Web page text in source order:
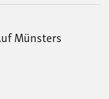
Münsters